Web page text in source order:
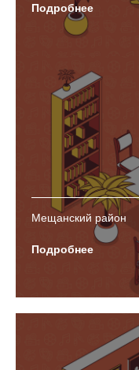
Подробнее
Мещанский район
Подробнее